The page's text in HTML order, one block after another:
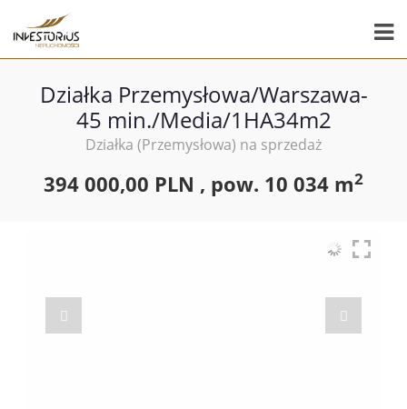
Działka Przemysłowa/Warszawa-
45 min./Media/1HA34m2
Działka (Przemysłowa) na sprzedaż
394 000,00 PLN , pow. 10 034 m2